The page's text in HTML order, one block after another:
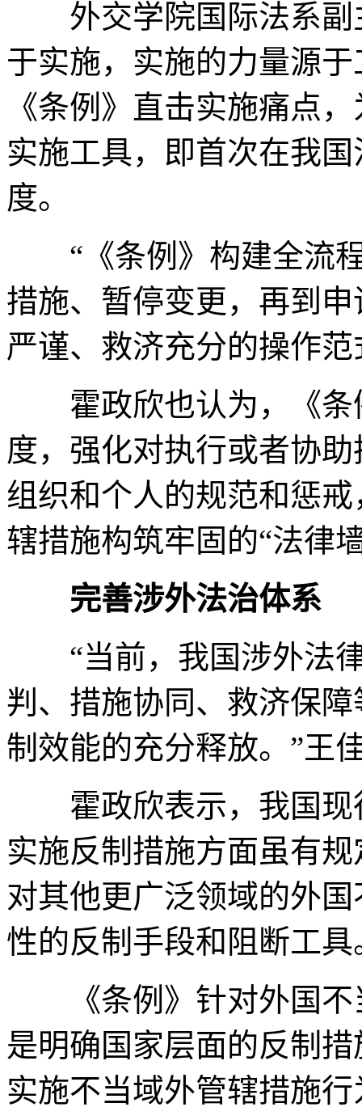
外交学院国际法系副
于实施，实施的力量源
《条例》直击实施痛点
实施工具，即首次在我
度。
“《条例》构建全流程
措施、暂停变更，再到
严谨、救济充分的操作
霍政欣也认为，《条
度，强化对执行或者协
组织和个人的规范和惩
辖措施构筑牢固的“法律
完善涉外法治体系
“当前，我国涉外法律
判、措施协同、救济保
制效能的充分释放。”王
霍政欣表示，我国现
实施反制措施方面虽有
对其他更广泛领域的外
性的反制手段和阻断工具
《条例》针对外国不
是明确国家层面的反制
实施不当域外管辖措施